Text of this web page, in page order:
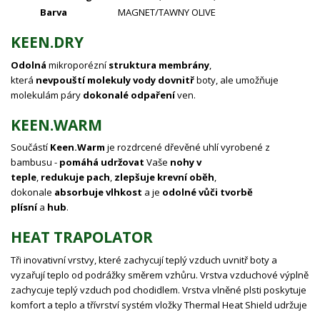
Barva
MAGNET/TAWNY OLIVE
KEEN.DRY
Odolná mikroporézní struktura membrány,
která nevpouští molekuly vody dovnitřboty, ale umožňuje
molekulám páry dokonalé odpařeníven.
KEEN.WARM
Součástí Keen.Warm je rozdrcené dřevěné uhlí vyrobené z
bambusu - pomáhá udržovat Vaše nohyv
teple, redukuje pach, zlepšuje krevní oběh,
dokonale absorbujevlhkost a je odolnévůči tvorbě
plísnía hub.
HEAT TRAPOLATOR
Tři inovativní vrstvy, které zachycují teplý vzduch uvnitř boty a
vyzařují teplo od podrážky směrem vzhůru. Vrstva vzduchové výplně
zachycuje teplý vzduch pod chodidlem. Vrstva vlněné plsti poskytuje
komfort a teplo a třívrství systém vložky Thermal Heat Shield udržuje